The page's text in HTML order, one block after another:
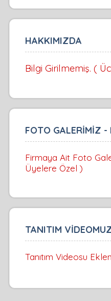
HAKKIMIZDA
Bilgi Girilmemiş. (
FOTO GALERİMİZ -
Firmaya Ait Foto
Üyelere Özel )
TANITIM
Tanıtım Videosu